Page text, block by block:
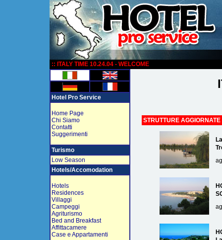
:: ITALY TIME 10.24.04 - WELCOME
Hotel Pro Service
Home Page
Chi Siamo
Contatti
Suggerimenti
Turismo
Low Season
Hotels/Accomodation
Hotels
Residences
Villaggi
Campeggi
Agriturismo
Bed and Breakfast
Affittacamere
Case e Appartamenti
STRUTTURE